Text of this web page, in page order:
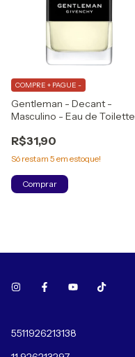
Gentleman - Decant -
Masculino - Eau de Toilette
R$31,90
COMPRE + PAGUE -
Só restam 5 em estoque!
Comprar
5511926213138